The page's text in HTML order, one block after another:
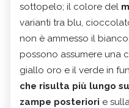
sottopelo; il colore del
varianti tra blu,
non è ammesso il bianco.
possono assumere una
giallo oro e il verde in
che risulta più lungo
zampe posteriori e